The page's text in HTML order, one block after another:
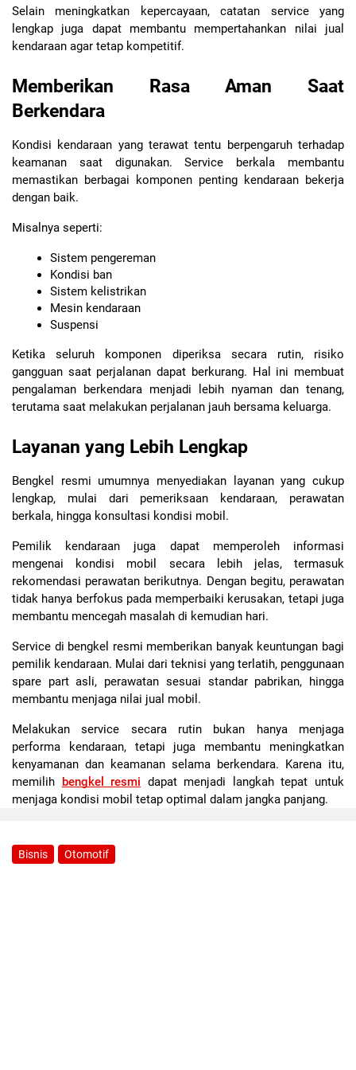
Selain meningkatkan kepercayaan, catatan service yang
lengkap juga dapat membantu mempertahankan nilai jual
kendaraan agar tetap kompetitif.
Memberikan Rasa Aman Saat
Berkendara
Kondisi kendaraan yang terawat tentu berpengaruh terhadap
keamanan saat digunakan. Service berkala membantu
memastikan berbagai komponen penting kendaraan bekerja
dengan baik.
Misalnya seperti:
Sistem pengereman
Kondisi ban
Sistem kelistrikan
Mesin kendaraan
Suspensi
Ketika seluruh komponen diperiksa secara rutin, risiko
gangguan saat perjalanan dapat berkurang. Hal ini membuat
pengalaman berkendara menjadi lebih nyaman dan tenang,
terutama saat melakukan perjalanan jauh bersama keluarga.
Layanan yang Lebih Lengkap
Bengkel resmi umumnya menyediakan layanan yang cukup
lengkap, mulai dari pemeriksaan kendaraan, perawatan
berkala, hingga konsultasi kondisi mobil.
Pemilik kendaraan juga dapat memperoleh informasi
mengenai kondisi mobil secara lebih jelas, termasuk
rekomendasi perawatan berikutnya. Dengan begitu, perawatan
tidak hanya berfokus pada memperbaiki kerusakan, tetapi juga
membantu mencegah masalah di kemudian hari.
Service di bengkel resmi memberikan banyak keuntungan bagi
pemilik kendaraan. Mulai dari teknisi yang terlatih, penggunaan
spare part asli, perawatan sesuai standar pabrikan, hingga
membantu menjaga nilai jual mobil.
Melakukan service secara rutin bukan hanya menjaga
performa kendaraan, tetapi juga membantu meningkatkan
kenyamanan dan keamanan selama berkendara. Karena itu,
memilih bengkel resmi dapat menjadi langkah tepat untuk
menjaga kondisi mobil tetap optimal dalam jangka panjang.
Bisnis Otomotif